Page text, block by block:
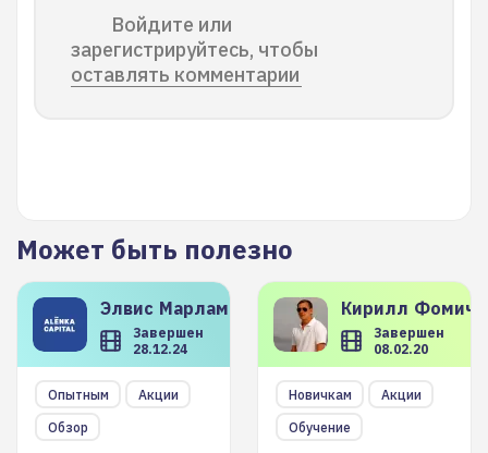
Войдите или
зарегистрируйтесь, чтобы
оставлять комментарии
Может быть полезно
Элвис Марламов
Завершен
28.12.24
Опытным
Акции
Обзор
Кирилл
Завершен
08.02.20
Новичкам
Акции
Обучение